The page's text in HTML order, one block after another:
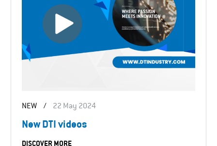
NEW / 22 May 2024
New DTI videos